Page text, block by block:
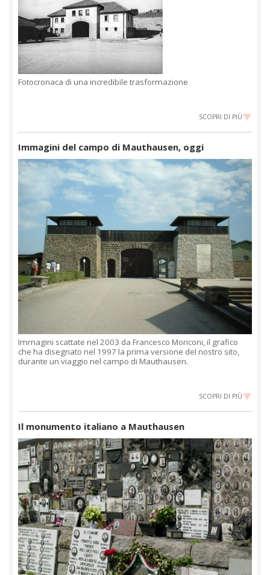
Fotocronaca di una incredibile trasformazione
SCOPRI DI PIÙ
Immagini del campo di Mauthausen, oggi
Immagini scattate nel 2003 da Francesco Moriconi, il grafico
che ha disegnato nel 1997 la prima versione del nostro sito,
durante un viaggio nel campo di Mauthausen.
SCOPRI DI PIÙ
Il monumento italiano a Mauthausen